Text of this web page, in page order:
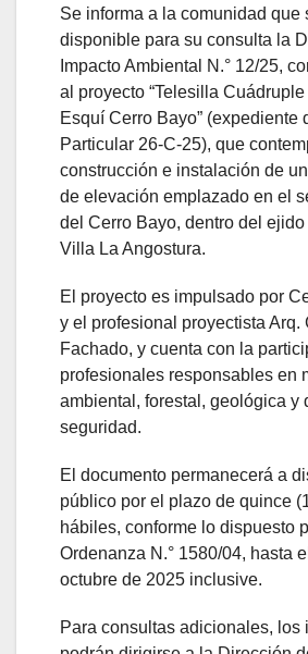
Se informa a la comunidad que
disponible para su consulta la
Impacto Ambiental N.° 12/25,
al proyecto “Telesilla
Esquí Cerro Bayo” (expediente
Particular 26-C-25), que
construcción e instalación de
de elevación emplazado en el
del Cerro Bayo, dentro del
Villa La Angostura.
El proyecto es impulsado por
y el profesional proyectista Arq.
Fachado, y cuenta con la
profesionales responsables en
ambiental, forestal, geológica y
seguridad.
El documento permanecerá a
público por el plazo de quince
hábiles, conforme lo dispuesto
Ordenanza N.° 1580/04, hasta
octubre de 2025 inclusive.
Para consultas adicionales, los